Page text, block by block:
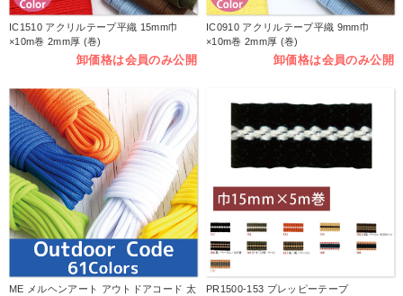
IC1510 アクリルテープ平織 15mm巾
×10m巻 2mm厚 (巻)
卸価格は会員のみ公開
IC0910 アクリルテープ平織 9mm巾
×10m巻 2mm厚 (巻)
卸価格は会員のみ公開
ME メルヘンアート アウトドアコード 太
PR1500-153 プレッピーテープ